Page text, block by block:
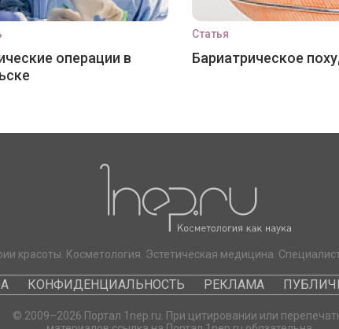
операции в
Статья
Бариатрическое
красоты. Косметология. Эстетическая медицина.
КОНФИДЕНЦИАЛЬНОСТЬ РЕКЛАМА
© 2009–2026 Портал 1nep.ru. При цитировании или